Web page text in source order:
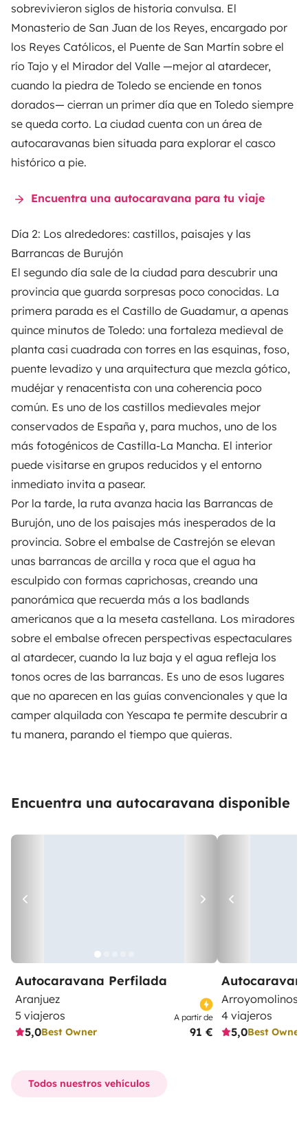
sobrevivieron siglos de historia convulsa. El
Monasterio de San Juan de los Reyes, encargado por
los Reyes Católicos, el Puente de San Martín sobre el
río Tajo y el Mirador del Valle —mejor al atardecer,
cuando la piedra de Toledo se enciende en tonos
dorados— cierran un primer día que en Toledo siempre
se queda corto. La ciudad cuenta con un área de
autocaravanas bien situada para explorar el casco
histórico a pie.
Encuentra una autocaravana para tu viaje
Día 2: Los alrededores: castillos, paisajes y las
Barrancas de Burujón
El segundo día sale de la ciudad para descubrir una
provincia que guarda sorpresas poco conocidas. La
primera parada es el Castillo de Guadamur, a apenas
quince minutos de Toledo: una fortaleza medieval de
planta casi cuadrada con torres en las esquinas, foso,
puente levadizo y una arquitectura que mezcla gótico,
mudéjar y renacentista con una coherencia poco
común. Es uno de los castillos medievales mejor
conservados de España y, para muchos, uno de los
más fotogénicos de Castilla-La Mancha. El interior
puede visitarse en grupos reducidos y el entorno
inmediato invita a pasear.
Por la tarde, la ruta avanza hacia las Barrancas de
Burujón, uno de los paisajes más inesperados de la
provincia. Sobre el embalse de Castrejón se elevan
unas barrancas de arcilla y roca que el agua ha
esculpido con formas caprichosas, creando una
panorámica que recuerda más a los badlands
americanos que a la meseta castellana. Los miradores
sobre el embalse ofrecen perspectivas espectaculares
al atardecer, cuando la luz baja y el agua refleja los
tonos ocres de las barrancas. Es uno de esos lugares
que no aparecen en las guías convencionales y que la
camper alquilada con Yescapa te permite descubrir a
tu manera, parando el tiempo que quieras.
Encuentra una autocaravana disponible
Autocaravana Perfilada
Aranjuez
5 viajeros
5,0Best Owner
A partir de
91 €
Arroyomolinos
4 viajeros
5,0Best Owner
Todos nuestros vehículos